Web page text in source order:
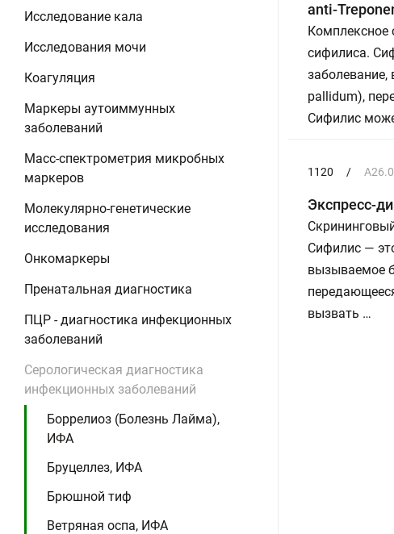
Исследование кала
Исследования мочи
Коагуляция
Маркеры аутоиммунных
заболеваний
Масс-спектрометрия микробных
маркеров
Молекулярно-генетические
исследования
Онкомаркеры
Пренатальная диагностика
ПЦР - диагностика инфекционных
заболеваний
Серологическая диагностика
инфекционных заболеваний
Боррелиоз (Болезнь Лайма),
ИФА
Бруцеллез, ИФА
Брюшной тиф
Ветряная оспа, ИФА
anti-
Комплексное
сифилиса.
pallidum),
Сифилис
1120 /
Экспресс-
Сифилис —
вызываемое
вызвать …